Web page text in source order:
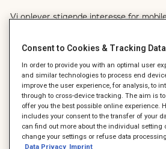
Vi oplever stigende interesse for
Fornylig leverede vi således en samlet
ny Cat M315F mobil gravemaskine
til entreprenørfirmaet Arkil, som ser
fordele i denne maskinløsning. Se video
Consent to Cookies & Tracking Data
In order to provide you with an optimal user
and similar technologies to process end
improve the user experience, for analysis, to
through to cross-device tracking. The aim is
offer you the best possible online experience.
includes your consent to the transfer of your
can find out more about the individual setting
change your settings or refuse data
Data Privacy Imprint